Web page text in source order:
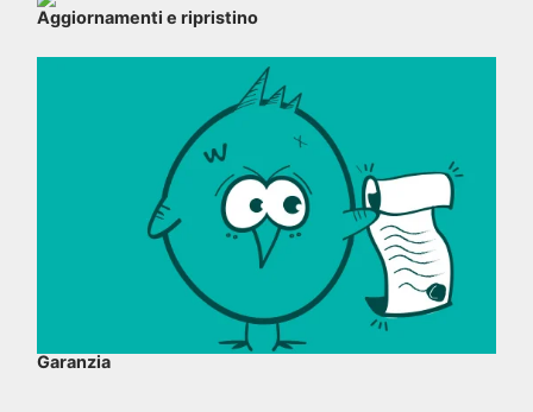
Aggiornamenti e ripristino
Garanzia